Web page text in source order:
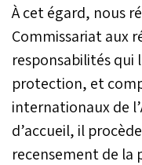
À cet égard, nous
Commissariat aux
responsabilités
protection, et
internationaux de
d’accueil, il
recensement de la